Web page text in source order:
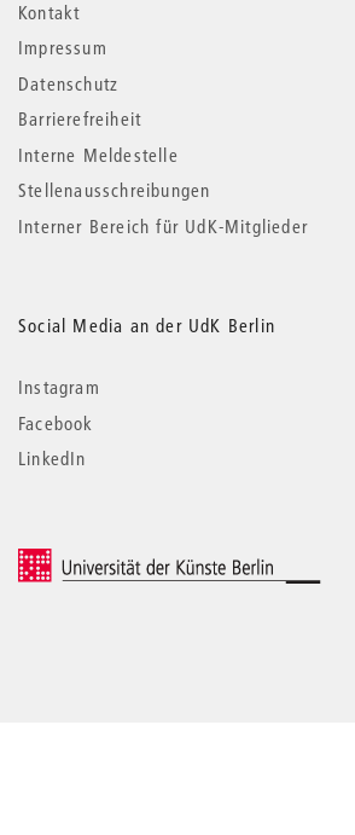
Kontakt
Impressum
Datenschutz
Barrierefreiheit
Interne Meldestelle
Stellenausschreibungen
Interner Bereich für UdK-Mitglieder
Social Media an der UdK Berlin
Instagram
Facebook
LinkedIn
© 2026 Universität der Künste Berlin